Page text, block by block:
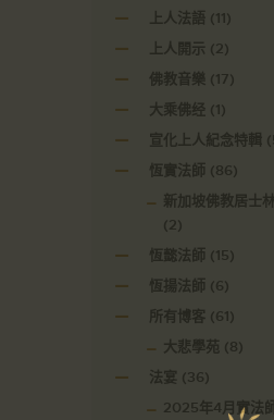
上人法語 (11)
上人開示 (2)
佛教音樂 (17)
大乘佛经 (1)
宣化上人紀念特輯
恆實法師 (86)
新加坡佛教居士
(2)
恆懿法師 (15)
恆揚法師 (6)
所有博客 (61)
大悲學苑 (8)
法宴 (36)
2025年4月實法